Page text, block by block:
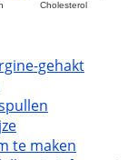
gehakt
te maken